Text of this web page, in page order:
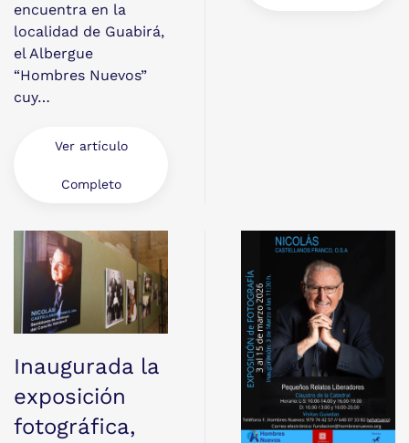
encuentra en la
localidad de Guabirá,
el Albergue
“Hombres Nuevos”
cuy…
Ver artículo
Completo
Inaugurada la
exposición
fotográfica,